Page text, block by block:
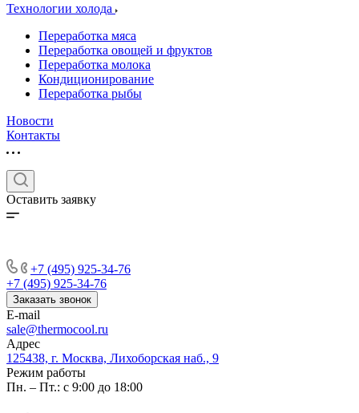
Технологии холода
Переработка мяса
Переработка овощей и фруктов
Переработка молока
Кондиционирование
Переработка рыбы
Новости
Контакты
Оставить заявку
+7 (495) 925-34-76
+7 (495) 925-34-76
Заказать звонок
E-mail
sale@thermocool.ru
Адрес
125438, г. Москва, Лихоборская наб., 9
Режим работы
Пн. – Пт.: с 9:00 до 18:00